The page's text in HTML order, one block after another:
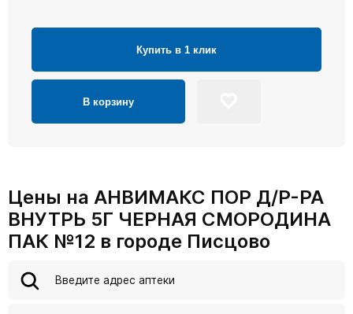
Купить в 1 клик
В корзину
Цены на АНВИМАКС ПОР Д/Р-РА
ВНУТРЬ 5Г ЧЕРНАЯ СМОРОДИНА
ПАК №12 в городе Писцово